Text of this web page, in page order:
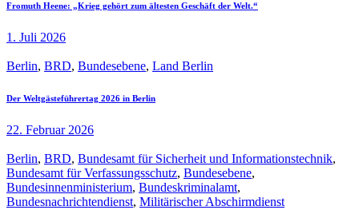
Fromuth Heene: „Krieg gehört zum ältesten Geschäft der Welt.“
1. Juli 2026
Berlin, BRD, Bundesebene, Land Berlin
Der Weltgästeführertag 2026 in Berlin
22. Februar 2026
Berlin, BRD, Bundesamt für Sicherheit und Informationstechnik,
Bundesamt für Verfassungsschutz, Bundesebene,
Bundesinnenministerium, Bundeskriminalamt,
Bundesnachrichtendienst, Militärischer Abschirmdienst